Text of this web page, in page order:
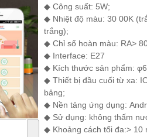
◆ Công suất:
◆ Nhiệt độ màu: 30 00K
◆ Chỉ số hoàn
◆ Interface: E27
◆ Kích thước
◆ Thiết bị đầu cuối từ xa:
◆ Nền tảng ứng dụng:
◆ Sử dụng:
◆ Khoảng cách tối đa:> 10